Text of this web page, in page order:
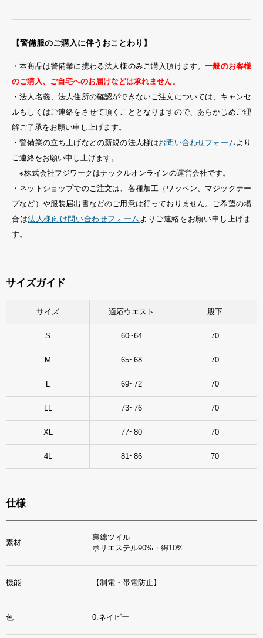
【警備服のご購入に伴うおことわり】
・本商品は警備業に携わる法人様のみご購入頂けます。一般のお客様
のご購入、ご自宅へのお届けなどは承れません。
・法人名義、法人住所の確認ができないご注文については、キャンセ
ルもしくはご連絡をさせて頂くこととなりますので、あらかじめご理
解ご了承をお願い申し上げます。
・警備業の立ち上げなどの新規の法人様はお問い合わせフォーム より
ご連絡をお願い申し上げます。
※株式会社フジワークはナックルオンラインの運営会社です。
・ネットショップでのご注文は、各種加工（ワッペン、マジックテー
プなど）や服装届出書などのご用意は行っておりません。ご希望の場
合は法人様向け問い合わせフォーム よりご連絡をお願い申し上げま
す。
サイズガイド
サイズ 適応ウエスト 股下
S 60~64 70
M 65~68 70
69~72 70
73~76 70
XL 77~80 70
4L 81~86 70
仕様
素材
裏綿ツイル
ポリエステル90%・綿10%
機能 【制電・帯電防止】
色 0.ネイビー